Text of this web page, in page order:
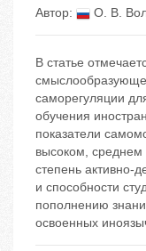
Автор: О. В.
В статье
саморегуляции
обучения
показатели
высоком,
степень активно-
и способности
пополнению
освоенных